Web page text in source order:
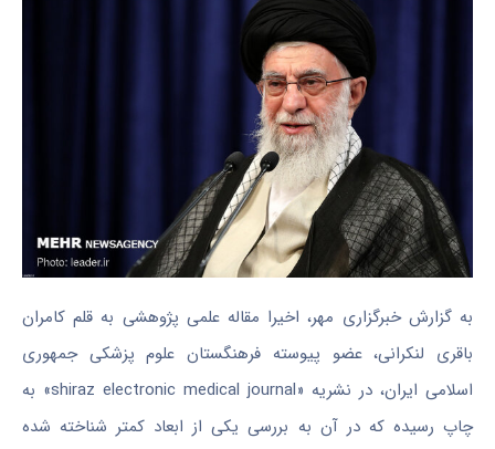
به گزارش خبرگزاری مهر، اخیرا مقاله‌ علمی پژوهشی به قلم کامران
باقری لنکرانی، عضو پیوسته فرهنگستان علوم پزشکی جمهوری
اسلامی ایران، در نشریه «shiraz electronic medical journal» به
چاپ رسیده که در آن به بررسی یکی از ابعاد کمتر شناخته‌ شده